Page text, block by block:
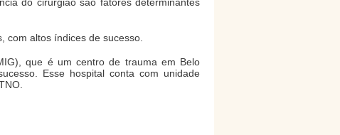
com altos índices de sucesso.
que é um centro de trauma em Belo
Esse hospital conta com unidade